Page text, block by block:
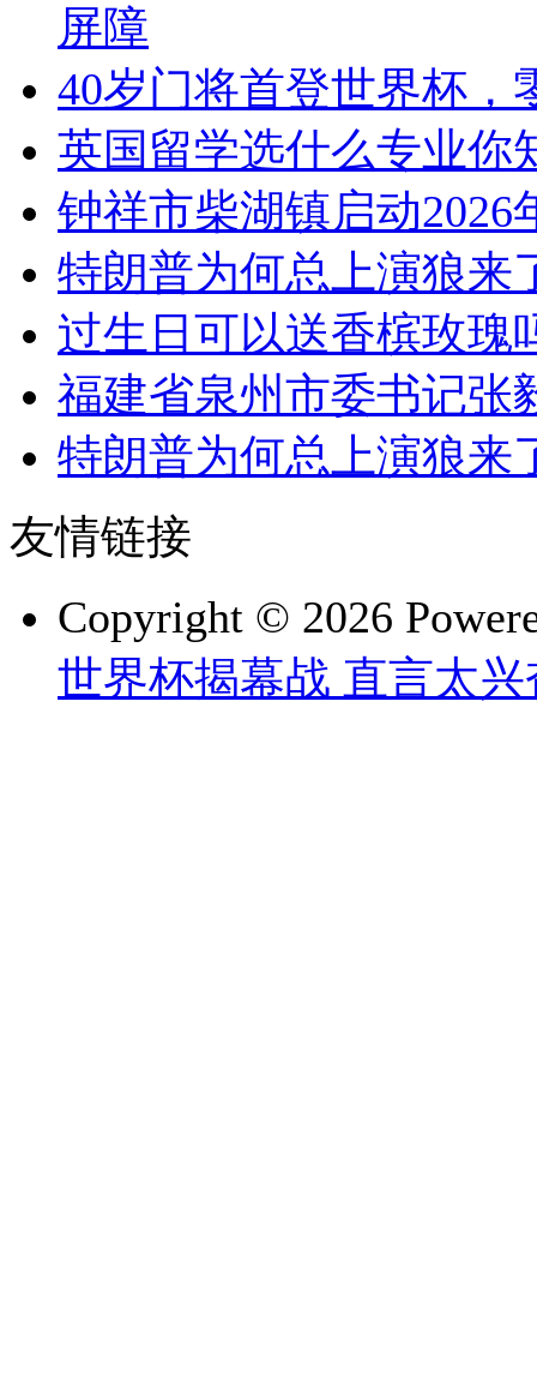
屏障
40岁门将首登世界杯，
英国留学选什么专业你
钟祥市柴湖镇启动
特朗普为何总上演狼来
过生日可以送香槟玫瑰
福建省泉州市委书记张
特朗普为何总上演狼来
友情链接
Copyright © 2026
世界杯揭幕战 直言太兴